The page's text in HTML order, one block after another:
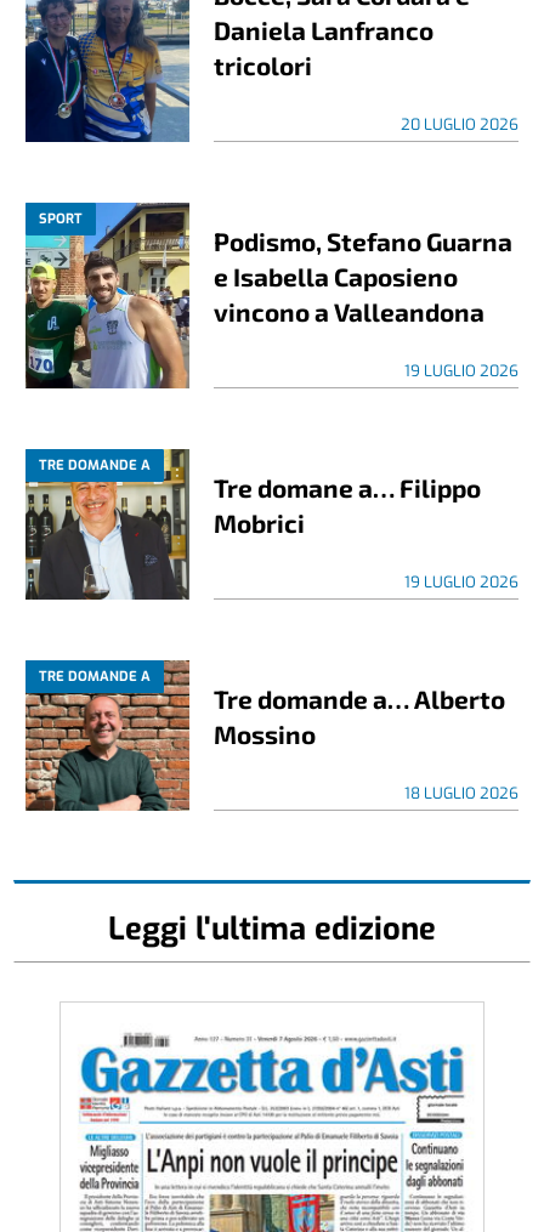
Daniela Lanfranco
tricolori
20 LUGLIO 2026
SPORT
Podismo, Stefano Guarna
e Isabella Caposieno
vincono a Valleandona
19 LUGLIO 2026
TRE DOMANDE A
Tre domane a… Filippo
Mobrici
19 LUGLIO 2026
TRE DOMANDE A
Tre domande a… Alberto
Mossino
18 LUGLIO 2026
Leggi l'ultima edizione